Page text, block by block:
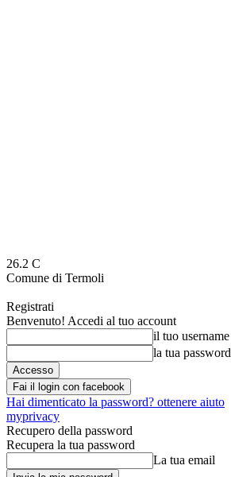
26.2 C
Comune di Termoli
Registrati
Benvenuto! Accedi al tuo account
il tuo username
la tua password
Fai il login con facebook
Hai dimenticato la password? ottenere aiuto
myprivacy
Recupero della password
Recupera la tua password
La tua email